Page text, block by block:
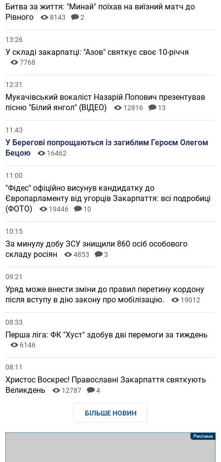
Битва за життя: "Минай" поїхав на виїзний матч до
Рівного
8143 2
13:26
У складі закарпатці: "Азов" святкує своє 10-річчя
7768
12:31
Мукачівський вокаліст Назарій Попович презентував
пісню "Білий янгол" (ВІДЕО)
12816 13
11:43
У Берегові попрощаються із загиблим Героєм Олегом
Бецою
16462
11:00
"Фідес" офіційно висунув кандидатку до
Європарламенту від угорців Закарпаття: всі подробиці
(ФОТО)
19446 10
10:15
За минулу добу ЗСУ знищили 860 осіб особового
складу росіян
4853 3
09:21
Уряд може внести зміни до правил перетину кордону
після вступу в дію закону про мобілізацію.
19012
08:33
Перша ліга: ФК "Хуст" здобув дві перемоги за тиждень
6146
08:11
Христос Воскрес! Православні Закарпаття святкують
Великдень
12787 4
БІЛЬШЕ НОВИН